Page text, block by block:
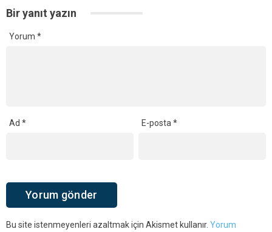
Bir yanıt yazın
Yorum *
Ad * E-posta*
Bu site istenmeyenleri azaltmak için Akismet kullanır. Yorum